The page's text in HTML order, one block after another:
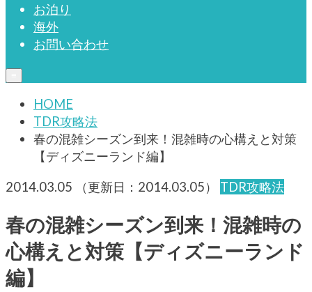
お泊り
海外
お問い合わせ
HOME
TDR攻略法
春の混雑シーズン到来！混雑時の心構えと対策
【ディズニーランド編】
2014.03.05 （更新日： 2014.03.05） TDR攻略法
春の混雑シーズン到来！混雑時の
心構えと対策【ディズニーランド
編】